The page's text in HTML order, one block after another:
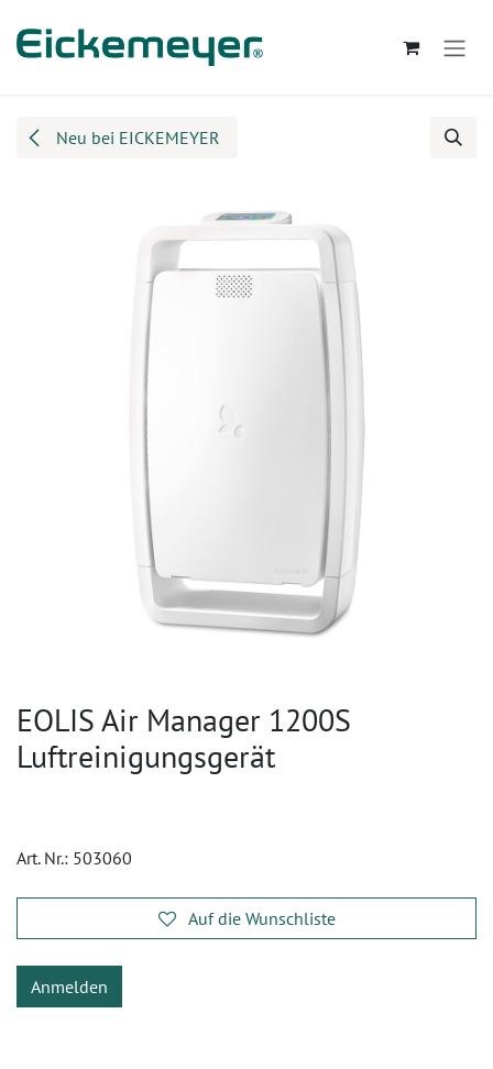
Neu bei EICKEMEYER
EOLIS Air Manager 1200S
Luftreinigungsgerät
Art. Nr.: 503060
Auf die Wunschliste
Anmelden